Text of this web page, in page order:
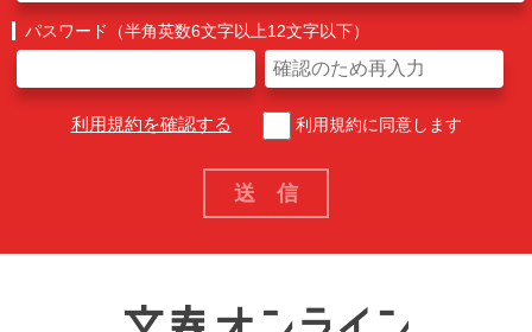
パスワード（半角英数6文字以上12文字以下）
利用規約を確認する 利用規約に同意します